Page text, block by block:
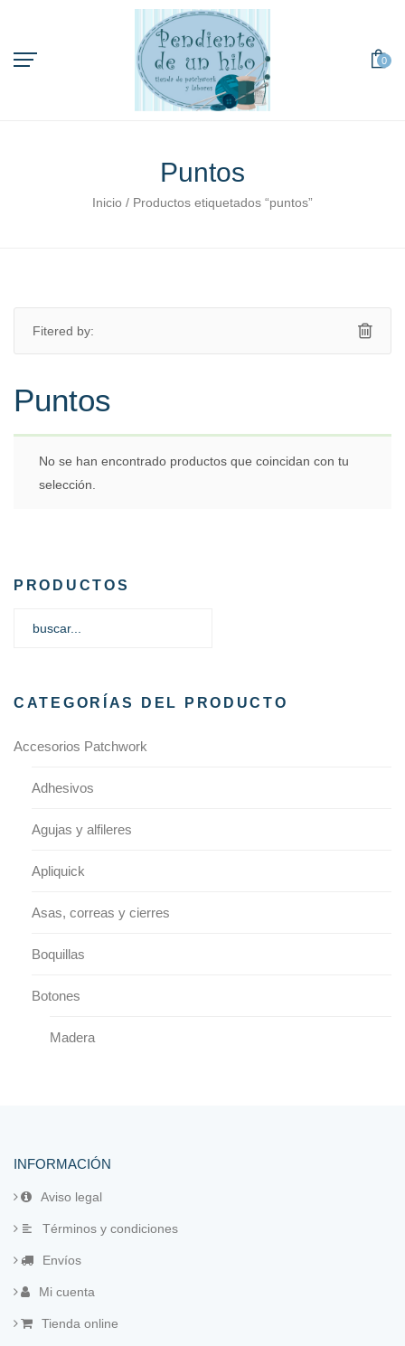
0
Puntos
Inicio / Productos etiquetados “puntos”
Fitered by:
Puntos
No se han encontrado productos que coincidan con tu
selección.
PRODUCTOS
CATEGORÍAS DEL PRODUCTO
Accesorios Patchwork
Adhesivos
Agujas y alfileres
Apliquick
Asas, correas y cierres
Boquillas
Botones
Madera
Cremalleras
Cremalleras de Puntilla
Lana afieltrar
Laterales de madera
INFORMACIÓN
Aviso legal
Términos y condiciones
Envíos
Mi cuenta
Tienda online